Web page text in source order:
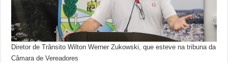
Diretor de Trânsito Wilton Werner Zukowski, que esteve na tribuna da
Câmara de Vereadores